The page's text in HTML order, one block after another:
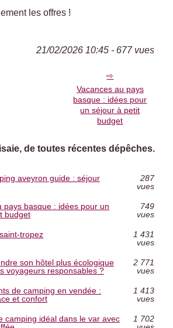
les offres !
21/02/2026 10:45 - 677 vues
Vacances au pays
basque : idées pour
un séjour à petit
budget
de toutes récentes dépêches.
aveyron guide : séjour
287
vues
pays basque : idées pour un
budget
749
vues
tropez
1 431
vues
son hôtel plus écologique
voyageurs responsables ?
2 771
vues
de camping en vendée :
et confort
1 413
vues
camping idéal dans le var avec
1 702